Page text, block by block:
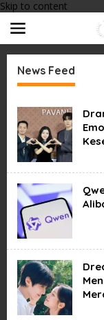
Skip to content
News Feed
s
t
e
r
m
F
i
m
W
e
e
k